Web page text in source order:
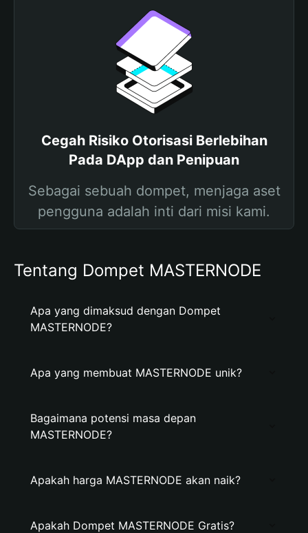
Cegah Risiko Otorisasi Berlebihan
Pada DApp dan Penipuan
Sebagai sebuah dompet, menjaga aset
pengguna adalah inti dari misi kami.
Tentang Dompet MASTERNODE
Apa yang dimaksud dengan Dompet
MASTERNODE?
Apa yang membuat MASTERNODE unik?
Bagaimana potensi masa depan
MASTERNODE?
Apakah harga MASTERNODE akan naik?
Apakah Dompet MASTERNODE Gratis?